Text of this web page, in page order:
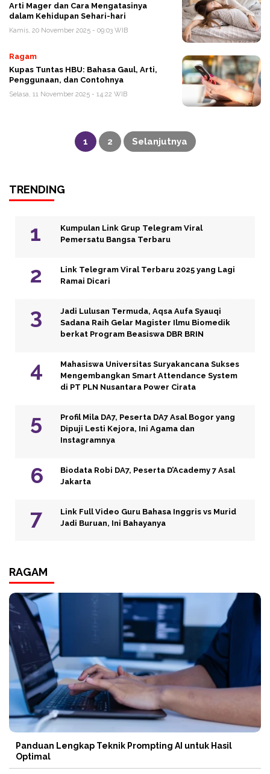
Arti Mager dan Cara Mengatasinya
dalam Kehidupan Sehari-hari
Kamis, 20 November 2025 - 09:03 WIB
Ragam
Kupas Tuntas HBU: Bahasa Gaul, Arti,
Penggunaan, dan Contohnya
Selasa, 11 November 2025 - 14:22 WIB
Paginasi
1 2 Selanjutnya
TRENDING
Kumpulan Link Grup Telegram Viral
Pemersatu Bangsa Terbaru
Link Telegram Viral Terbaru 2025 yang Lagi
Ramai Dicari
Jadi Lulusan Termuda, Aqsa Aufa Syauqi
Sadana Raih Gelar Magister Ilmu Biomedik
berkat Program Beasiswa DBR BRIN
Mahasiswa Universitas Suryakancana Sukses
Mengembangkan Smart Attendance System
di PT PLN Nusantara Power Cirata
Profil Mila DA7, Peserta DA7 Asal Bogor yang
Dipuji Lesti Kejora, Ini Agama dan
Instagramnya
Biodata Robi DA7, Peserta D’Academy 7 Asal
Jakarta
Link Full Video Guru Bahasa Inggris vs Murid
Jadi Buruan, Ini Bahayanya
RAGAM
Panduan Lengkap Teknik Prompting AI untuk Hasil
Optimal